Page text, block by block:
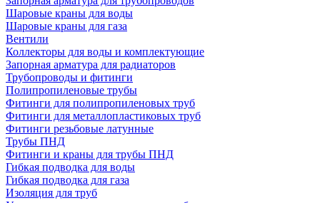
Шаровые краны для воды
Шаровые краны для газа
Вентили
Коллекторы для воды и комплектующие
Запорная арматура для радиаторов
Трубопроводы и фитинги
Полипропиленовые трубы
Фитинги для полипропиленовых труб
Фитинги для металлопластиковых труб
Фитинги резьбовые латунные
Трубы ПНД
Фитинги и краны для трубы ПНД
Гибкая подводка для воды
Гибкая подводка для газа
Изоляция для труб